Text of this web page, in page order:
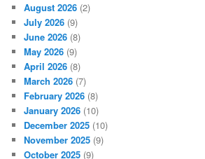
August 2026 (2)
July 2026 (9)
June 2026 (8)
May 2026 (9)
April 2026 (8)
March 2026 (7)
February 2026 (8)
January 2026 (10)
December 2025 (10)
November 2025 (9)
October 2025 (9)